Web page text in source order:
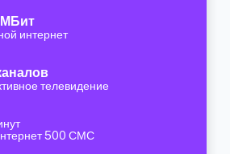
МБит
интернет
телевидение
500 СМС